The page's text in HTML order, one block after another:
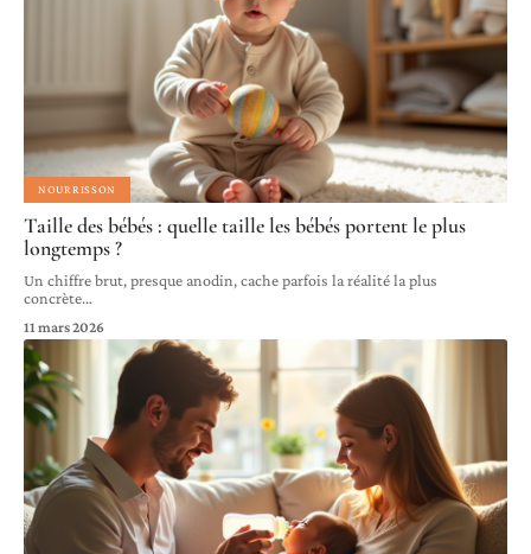
NOURRISSON
Taille des bébés : quelle taille les bébés portent le plus
longtemps ?
Un chiffre brut, presque anodin, cache parfois la réalité la plus
concrète…
11 mars 2026